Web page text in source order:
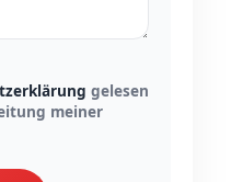
gelesen
meiner